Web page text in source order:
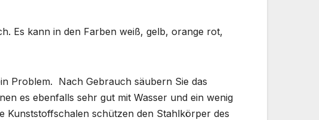
Es kann in den Farben weiß, gelb, orange rot,
Problem. Nach Gebrauch säubern Sie das
es ebenfalls sehr gut mit Wasser und ein wenig
Kunststoffschalen schützen den Stahlkörper des